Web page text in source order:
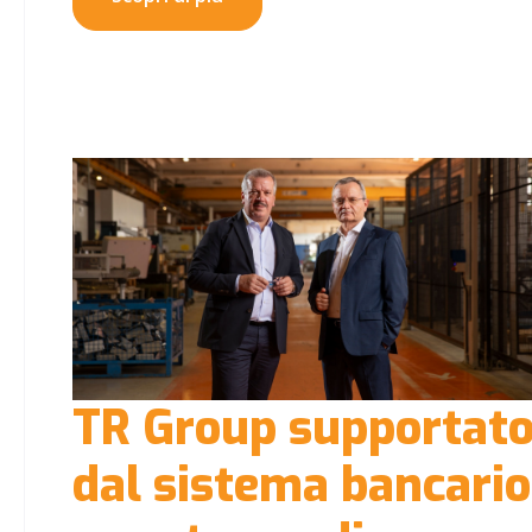
TR Group
dal sistema bancario